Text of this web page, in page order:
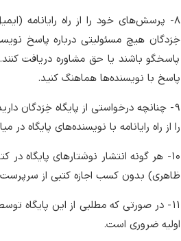
۸- پرسش‌های خود را از راه رایانامه
خِرَدگان هیچ مسئولیتی درباره پاسخ
پاسخگو باشند یا حق مشاوره دریافت
پاسخ با نویسنده‌ها هماهنگ کنید.
۹- چنانچه درخواستی از پایگاه خِرَدگان
را از راه رایانامه با نویسنده‌های پایگاه در
۱۰- هر گونه انتشار نوشتارهای پایگاه
ظاهری) بدون کسب اجازه کتبی از سرپرست
۱۱- در صورتی که مطلبی از این پایگاه
اولیه ضروری است.